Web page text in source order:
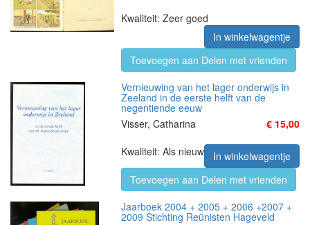
Kwaliteit: Zeer goed
In winkelwagentje
Toevoegen aan Delen met vrienden
Vernieuwing van het lager onderwijs in
Zeeland in de eerste helft van de
negentiende eeuw
Visser, Catharina
€ 15,00
Kwaliteit: Als nieuw
In winkelwagentje
Toevoegen aan Delen met vrienden
Jaarboek 2004 + 2005 + 2006 +2007 +
2009 Stichting Reünisten Hageveld